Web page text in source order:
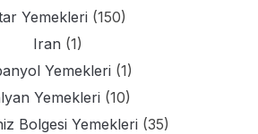
Yemekleri (150)
Iran (1)
Yemekleri (1)
Yemekleri (10)
Bolgesi Yemekleri (35)